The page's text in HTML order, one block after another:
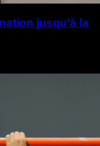
jusqu'à la